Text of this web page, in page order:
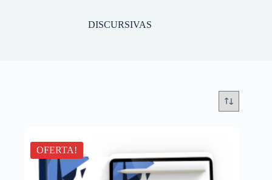
DISCURSIVAS
OFERTA!